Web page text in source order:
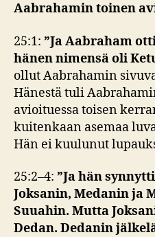
Aabrahamin toinen
25:1: ”Ja Aabraham
hänen nimensä oli
ollut Aabrahamin
Hänestä tuli
avioituessa toisen
kuitenkaan asemaa
Hän ei kuulunut
25:2–4: ”Ja hän
Joksanin, Medanin ja
Suuahin. Mutta
Dedan. Dedanin